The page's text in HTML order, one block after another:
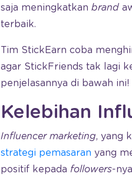
saja meningkatkan brand
terbaik.
Tim StickEarn coba
agar StickFriends tak lagi
penjelasannya di bawah ini!
Kelebihan
Influencer marketing, yang
strategi pemasaran yang
positif kepada followers-